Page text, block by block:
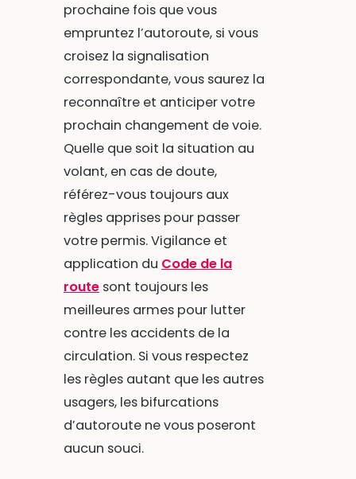
prochaine fois que vous
empruntez l’autoroute, si vous
croisez la signalisation
correspondante, vous saurez la
reconnaître et anticiper votre
prochain changement de voie.
Quelle que soit la situation au
volant, en cas de doute,
référez-vous toujours aux
règles apprises pour passer
votre permis. Vigilance et
application du Code de la
routesont toujours les
meilleures armes pour lutter
contre les accidents de la
circulation. Si vous respectez
les règles autant que les autres
usagers, les bifurcations
d’autoroute ne vous poseront
aucun souci.